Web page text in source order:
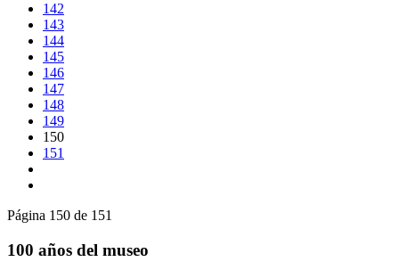
142
143
144
145
146
147
148
149
150
151
Página 150 de 151
100 años del museo